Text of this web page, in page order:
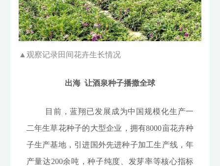
▲ 观察记录田间花卉生长情况
出海 让酒泉种子播撒全球
目前，蓝翔已发展成为中国规模化生产一
二年生草花种子的大型企业，拥有8000亩花卉种
子生产基地，引进国外先进种子加工生产线，年
产量达200余吨，种子纯度、发芽率等核心指标